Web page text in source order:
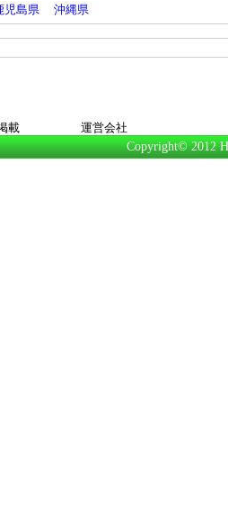
児島県 沖縄県
載 運営会社
Copyright© 2012